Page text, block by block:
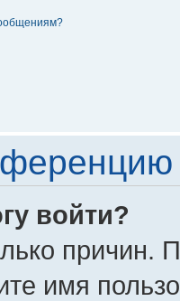
войти?
причин.
имя